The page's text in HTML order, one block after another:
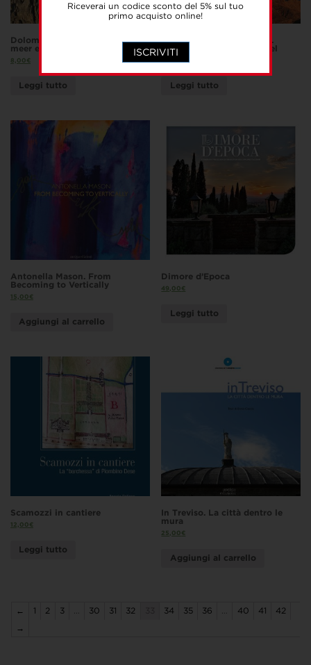
Riceverai un codice sconto del 5% sul tuo
primo acquisto online!
ISCRIVITI
Dolomiten Weltnaturerbe. Dem
meer entsprungen
8,00€
Leggi tutto
Dolomiten Weltnaturerbe.
Gebirgsgruppen und gipfel
8,00€
Leggi tutto
Antonella Mason. From
Becoming to Vertically
15,00€
Aggiungi al carrello
Dimore d’Epoca
49,00€
Leggi tutto
Scamozzi in cantiere
12,00€
Leggi tutto
In Treviso. La città dentro le
mura
25,00€
Aggiungi al carrello
← 1 2 3 … 30 31 32 34 35 36 … 40 41
42
→